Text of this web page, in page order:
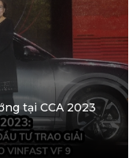
tại CCA 2023